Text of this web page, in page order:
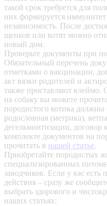
такой срок требуется для
них формируется иммунитет
независимость. После
щенков или котят можно
новый дом.
Проверьте документы при
Обязательный перечень
отметками о вакцинации,
акт вязки родителей и
также проставляют клеймо.
на собаку вы можете
породистого котика
родословная (метрика),
дегельминтизации,
комплекте документов на
прочитать в нашей статье.
Приобретайте породистых
специализированных
заводчиков. Если у вас
действия – сразу же
выбрать здорового и
наших статьях: